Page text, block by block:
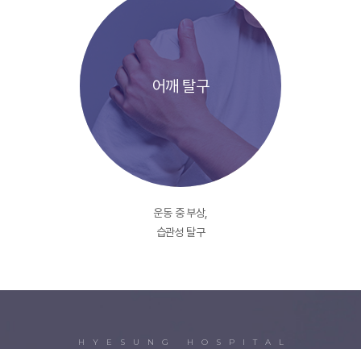
어깨 탈구
운동 중 부상,
습관성 탈구
HYESUNG HOSPITAL